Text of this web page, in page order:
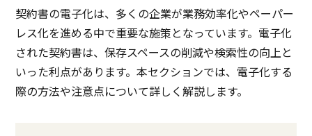
契約書の電子化は、多くの企業が業務効率化やペーパー
レス化を進める中で重要な施策となっています。電子化
された契約書は、保存スペースの削減や検索性の向上と
いった利点があります。本セクションでは、電子化する
際の方法や注意点について詳しく解説します。